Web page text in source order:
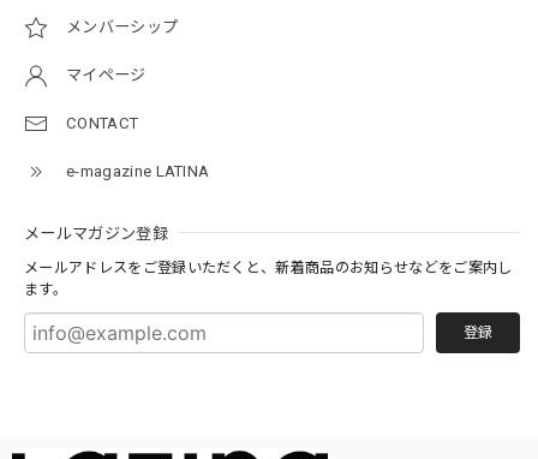
メンバーシップ
マイページ
CONTACT
e-magazine LATINA
メールマガジン登録
メールアドレスをご登録いただくと、新着商品のお知らせなどをご案内し
ます。
登録